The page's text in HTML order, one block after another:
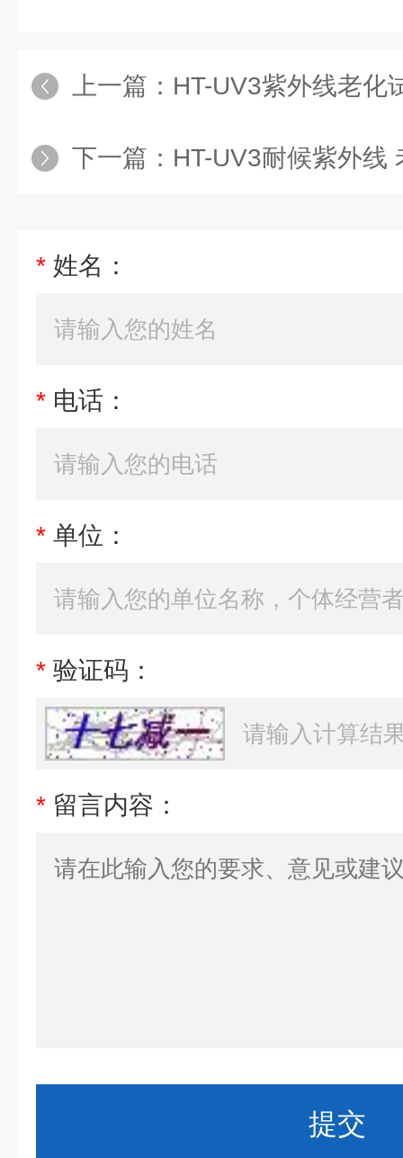
上一篇： HT-UV3紫外线老化
下一篇： HT-UV3耐候紫外线
* 姓名：
* 电话：
* 单位：
* 验证码：
* 留言内容：